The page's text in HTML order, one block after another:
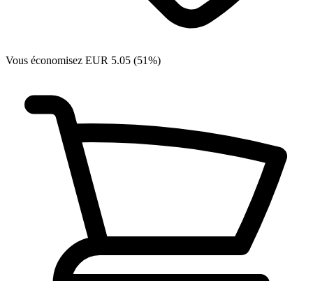
Vous économisez EUR 5.05 (51%)